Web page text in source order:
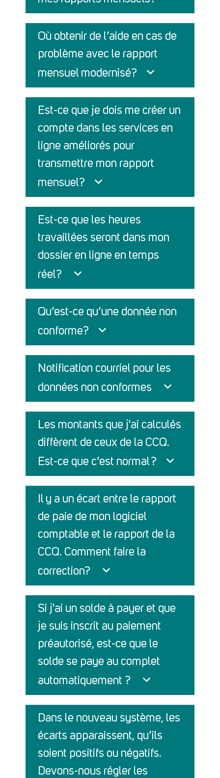
Où obtenir de l’aide en cas de
problème avec le rapport
mensuel modernisé?
Est-ce que je dois me créer un
compte dans les services en
ligne améliorés pour
transmettre mon rapport
mensuel?
Est-ce que les heures
travaillées seront dans mon
dossier en ligne en temps
réel?
Qu’est-ce qu’une donnée non
conforme?
Notification courriel pour les
données non conformes
Les montants que j'ai calculés
diffèrent de ceux de la CCQ.
Est-ce que c’est normal ?
Il y a un écart entre le rapport
de paie de mon logiciel
comptable et le rapport de la
CCQ. Comment faire la
correction?
Si j'ai un solde à payer et que
je suis inscrit au paiement
préautorisé, est-ce que le
solde se paye au complet
automatiquement ?
Dans le nouveau système, les
écarts apparaissent, qu’ils
soient positifs ou négatifs.
Devons-nous régler les